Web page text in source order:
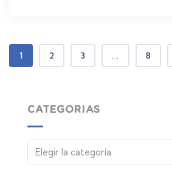
1 2 3 ... 8
CATEGORIAS